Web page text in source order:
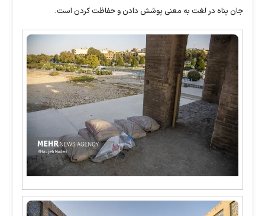
جان پناه در لغت به معنی پوشش دادن و حفاظت کردن است.